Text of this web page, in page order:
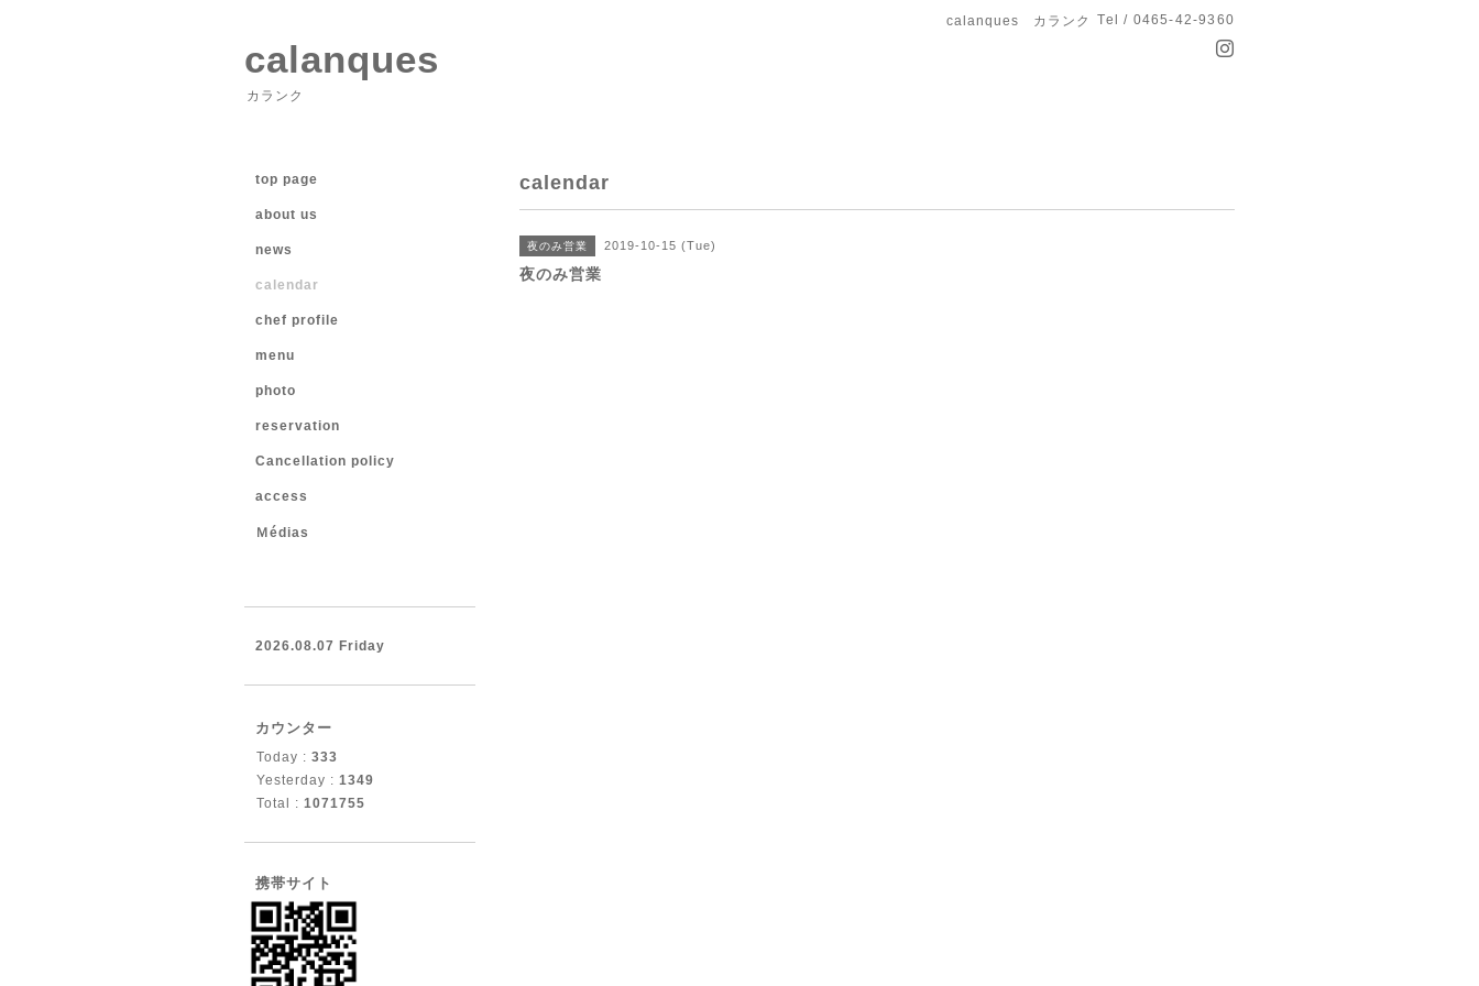
calanques カランク Tel / 0465-42-9360
calanques
カランク
calendar
夜のみ営業 2019-10-15 (Tue)
夜のみ営業
top page
about us
news
calendar
chef profile
menu
photo
reservation
Cancellation policy
access
Ｍédias
2026.08.07 Friday
カウンター
Today : 333
Yesterday : 1349
Total : 1071755
携帯サイト